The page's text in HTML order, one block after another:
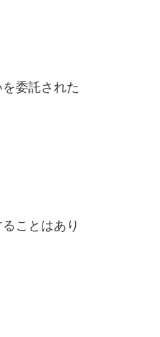
委託された
ことはあり